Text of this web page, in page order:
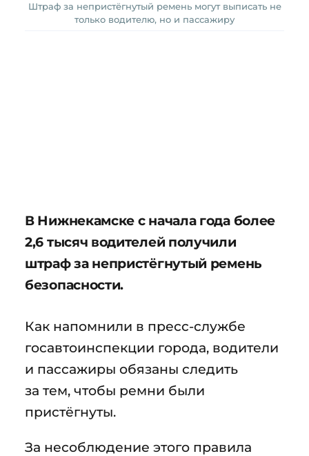
Штраф за непристёгнутый ремень могут выписать не
только водителю, но и пассажиру
В Нижнекамске с начала года более
2,6 тысяч водителей получили
штраф за непристёгнутый ремень
безопасности.
Как напомнили в пресс-службе
госавтоинспекции города, водители
и пассажиры обязаны следить
за тем, чтобы ремни были
пристёгнуты.
За несоблюдение этого правила